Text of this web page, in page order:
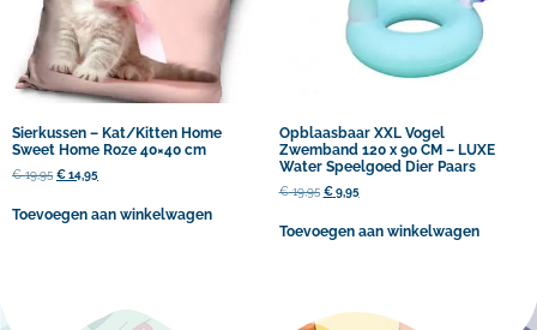
Sierkussen – Kat/Kitten Home
Sweet Home Roze 40×40 cm
€19,95 €14,95
Toevoegen aan winkelwagen
Opblaasbaar XXL Vogel
Zwemband 120 x 90 CM – LUXE
Water Speelgoed Dier Paars
€19,95 €9,95
Toevoegen aan winkelwagen